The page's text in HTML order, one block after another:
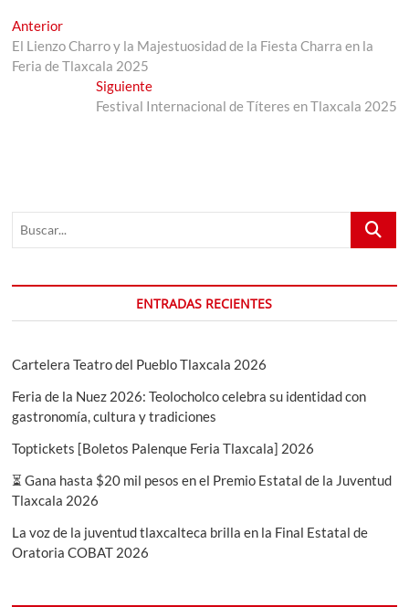
Navegación
de
entradas
AnteriorEntrada
anterior:
El Lienzo Charro y la Majestuosidad de la Fiesta Charra en la
Feria de Tlaxcala 2025
SiguienteEntrada
siguiente:
Festival Internacional de Títeres en Tlaxcala 2025
Buscar...
ENTRADAS RECIENTES
Cartelera Teatro del Pueblo Tlaxcala 2026
Feria de la Nuez 2026: Teolocholco celebra su identidad con
gastronomía, cultura y tradiciones
Toptickets [Boletos Palenque Feria Tlaxcala] 2026
⏳ Gana hasta $20 mil pesos en el Premio Estatal de la Juventud
Tlaxcala 2026
La voz de la juventud tlaxcalteca brilla en la Final Estatal de
Oratoria COBAT 2026